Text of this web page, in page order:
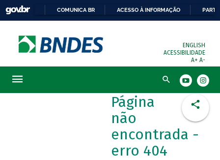
COMUNICA BR ACESSO À INFORMAÇÃO
ENGLISH
ACESSIBILIDADE
A+ A-
Busca
Página
não
encontrada -
erro 404